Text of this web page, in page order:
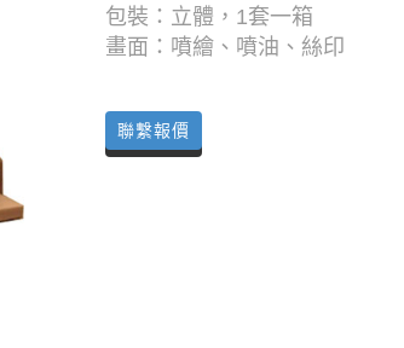
包裝：立體，1套一箱
畫面：噴繪、噴油、絲印
聯繫報價